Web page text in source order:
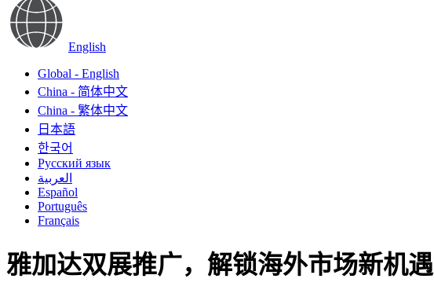
English
Global - English
China - 简体中文
China - 繁体中文
日本語
한국어
Русский язык
العربية
Español
Português
Français
雅加达双展推广，解锁海外市场新机遇